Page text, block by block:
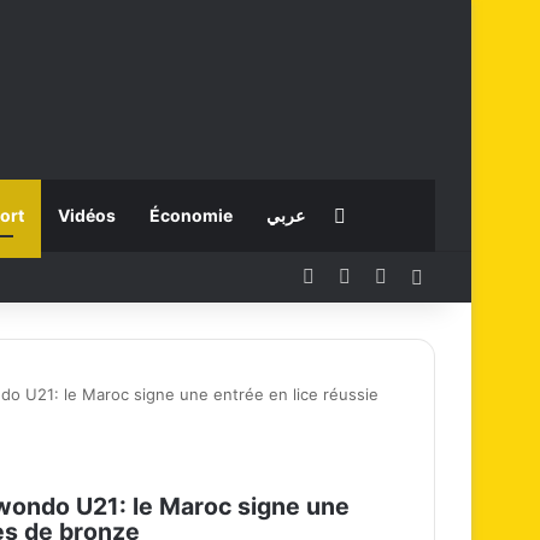
Vidéos Économie عربي
Facebook Instagram
U21: le Maroc signe une entrée en lice réussie
U21: le Maroc signe une
de bronze